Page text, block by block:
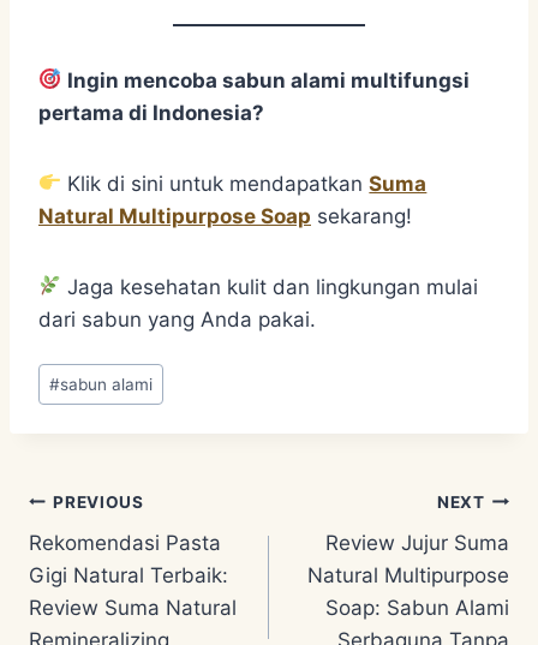
Ingin mencoba sabun alami multifungsi
pertama di Indonesia?
Klik di sini untuk mendapatkanSuma
Natural Multipurpose Soap sekarang!
Jaga kesehatan kulit dan lingkungan mulai
dari sabun yang Anda pakai.
Post
Tags:
#sabun alami
Post
navigation
PREVIOUS
Rekomendasi Pasta
Gigi Natural Terbaik:
Review Suma Natural
NEXT
Review Jujur Suma
Natural Multipurpose
Soap: Sabun Alami